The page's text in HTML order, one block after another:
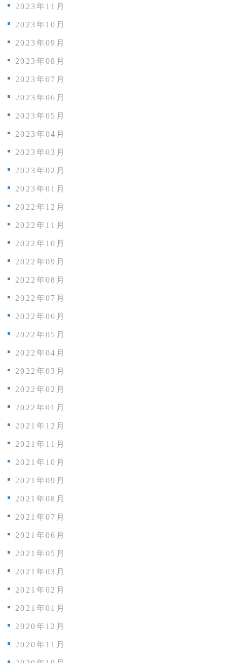
2023年11月
2023年10月
2023年09月
2023年08月
2023年07月
2023年06月
2023年05月
2023年04月
2023年03月
2023年02月
2023年01月
2022年12月
2022年11月
2022年10月
2022年09月
2022年08月
2022年07月
2022年06月
2022年05月
2022年04月
2022年03月
2022年02月
2022年01月
2021年12月
2021年11月
2021年10月
2021年09月
2021年08月
2021年07月
2021年06月
2021年05月
2021年03月
2021年02月
2021年01月
2020年12月
2020年11月